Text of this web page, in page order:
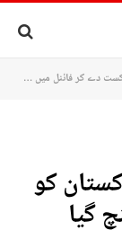
کر فائنل میں پہنچ گیا
کو
گیا